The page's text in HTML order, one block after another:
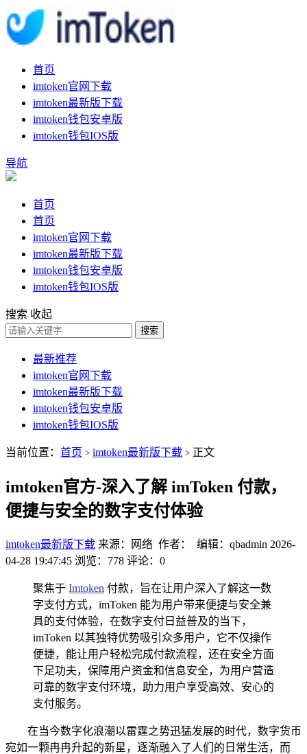
首页
imtoken官网下载
imtoken最新版下载
imtoken钱包安卓版
imtoken钱包IOS版
导航
首页
首页
imtoken官网下载
imtoken最新版下载
imtoken钱包安卓版
imtoken钱包IOS版
搜索 收起
搜索
最新推荐
imtoken官网下载
imtoken最新版下载
imtoken钱包安卓版
imtoken钱包IOS版
当前位置： 首页 > imtoken最新版下载 > 正文
imtoken官方-深入了解 imToken 付款，
便捷与安全的数字支付体验
imtoken最新版下载 来源：网络 作者： 编辑：qbadmin 2026-
04-28 19:47:45 浏览：778 评论：0
聚焦于 Imtoken 付款，旨在让用户深入了解这一数
字支付方式，imToken 能为用户带来便捷与安全兼
具的支付体验，在数字支付日益普及的当下，
imToken 以其独特优势吸引众多用户，它不仅操作
便捷，能让用户轻松完成付款流程，还在安全方面
下足功夫，保障用户资金和信息安全，为用户营造
可靠的数字支付环境，助力用户享受高效、安心的
支付服务。
在当今数字化浪潮以雷霆之势迅猛发展的时代，数字货币
宛如一颗冉冉升起的新星，逐渐融入了人们的日常生活，而